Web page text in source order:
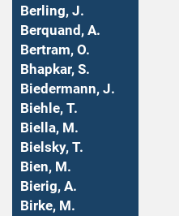
Berling, J.
Berquand, A.
Bertram, O.
Bhapkar, S.
Biedermann, J.
Biehle, T.
Biella, M.
Bielsky, T.
Bien, M.
Bierig, A.
Birke, M.